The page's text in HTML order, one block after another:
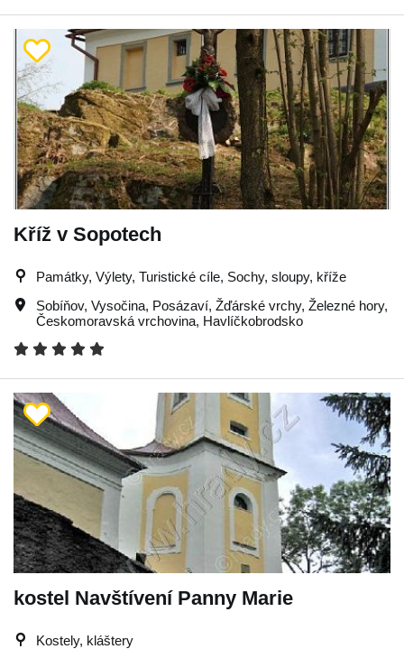
Kříž v Sopotech
Památky, Výlety, Turistické cíle, Sochy, sloupy, kříže
Sobíňov, Vysočina, Posázaví, Žďárské vrchy, Železné hory,
Českomoravská vrchovina, Havlíčkobrodsko
kostel Navštívení Panny Marie
Kostely, kláštery